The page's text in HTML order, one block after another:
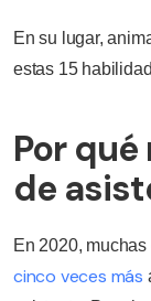
En su lugar,
estas 15
Por
de
En 2020,
cinco veces más